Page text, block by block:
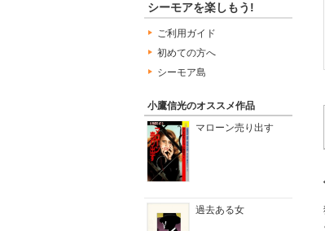
シーモアを楽しもう!
ご利用ガイド
初めての方へ
シーモア島
小鷹信光のオススメ作品
マローン売り出す
過去ある女